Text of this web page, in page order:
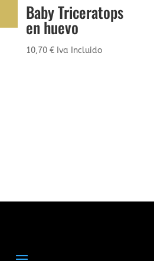
Baby Triceratops
en huevo
10,70€ Iva Incluido